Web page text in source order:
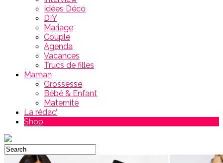
Idées Déco
DIY
Mariage
Couple
Agenda
Vacances
Trucs de filles
Maman
Grossesse
Bébé & Enfant
Maternité
La rédac’
Shop